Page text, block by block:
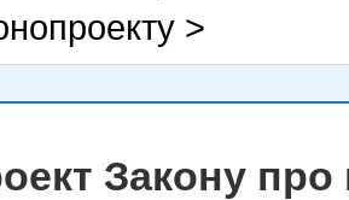
>
Закону про